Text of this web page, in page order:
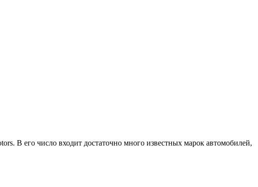
В его число входит достаточно много известных марок автомобилей,